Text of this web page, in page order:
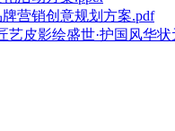
营销创意规划方案.pdf
艺皮影绘盛世·护国风华